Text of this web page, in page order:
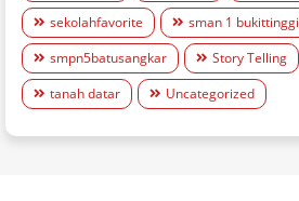
sekolahfavorite
sman 1 bukittinggi
smpn5batusangkar
Story Telling
tanah datar
Uncategorized